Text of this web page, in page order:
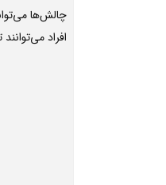
چالش‌ها
افراد